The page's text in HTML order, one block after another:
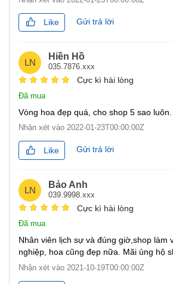
Like Gửi trả lời
LN
Hiền Hồ
035.7876.xxx
Cực kì hài lòng
Đã mua
Vòng hoa đẹp quá, cho shop 5 sao luôn.
Nhận xét vào 2022-01-23T00:00:00Z
Like Gửi trả lời
LN
Bảo Anh
039.9998.xxx
Cực kì hài lòng
Đã mua
Nhân viên lịch sự và đúng giờ,shop làm
nghiệp, hoa cũng đẹp nữa. Mãi ủng hộ
Nhận xét vào 2021-10-19T00:00:00Z